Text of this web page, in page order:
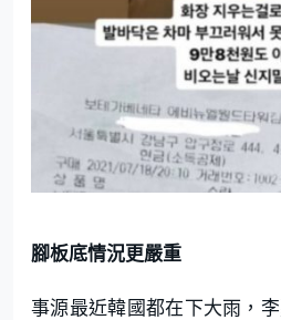
腳板底情況更嚴重
事源最近韓國都在下大雨，